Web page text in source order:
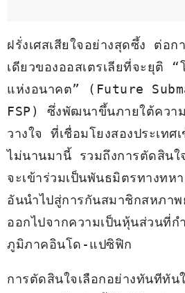
ฝรั่งเศสเสียใจอย่างสุดซึ้ง ต่อก
เดียวของออสเตรเลียที่จะยุติ “
แห่งอนาคต” (Future
FSP) ซึ่งพัฒนาขึ้นภายใต้ควา
วางใจ ที่เชื่อมโยงสองประเท
ไม่นานมานี้ รวมถึงการตัดสินใ
จะเข้าร่วมเป็นพันธมิตรทางทห
อันนำไปสู่การกันสมาชิกสหภาพ
ออกไปจากความเป็นหุ้นส่วนที่ก
ภูมิภาคอินโด-แปซิฟิก
การตัดสินใจเลือกอย่างทันทีทัน